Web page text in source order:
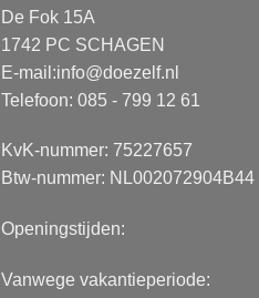
De Fok 15A
1742 PC SCHAGEN
E-mail:info@doezelf.nl
Telefoon: 085 - 799 12 61
KvK-nummer: 75227657
Btw-nummer: NL002072904B44
Openingstijden:
Vanwege vakantieperiode: